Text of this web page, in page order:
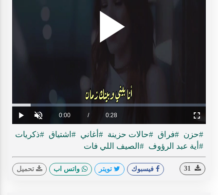
Play
Play Unmute Current
Time
0:00 / Duration
0:28
Loaded:
0%
Progress:
0%
Fullscreen
#حزن #فراق #حالات حزينة #أغاني #اشتياق #ذكريات
#أية عبد الرؤوف #الصيف اللي فات
فيسبوك تويتر واتس اب تحميل